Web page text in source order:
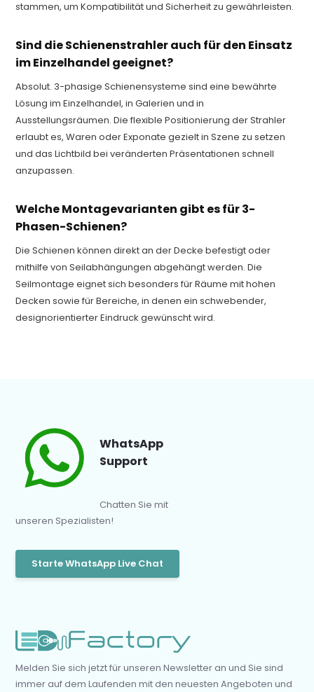
stammen, um Kompatibilität und Sicherheit zu gewährleisten.
Sind die Schienenstrahler auch für den Einsatz
im Einzelhandel geeignet?
Absolut. 3-phasige Schienensysteme sind eine bewährte
Lösung im Einzelhandel, in Galerien und in
Ausstellungsräumen. Die flexible Positionierung der Strahler
erlaubt es, Waren oder Exponate gezielt in Szene zu setzen
und das Lichtbild bei veränderten Präsentationen schnell
anzupassen.
Welche Montagevarianten gibt es für 3-
Phasen-Schienen?
Die Schienen können direkt an der Decke befestigt oder
mithilfe von Seilabhängungen abgehängt werden. Die
Seilmontage eignet sich besonders für Räume mit hohen
Decken sowie für Bereiche, in denen ein schwebender,
designorientierter Eindruck gewünscht wird.
WhatsApp
Support
Chatten Sie mit
unseren Spezialisten!
Starte WhatsApp Live Chat
Melden Sie sich jetzt für unseren Newsletter an und Sie sind
immer auf dem Laufenden mit den neuesten Angeboten und